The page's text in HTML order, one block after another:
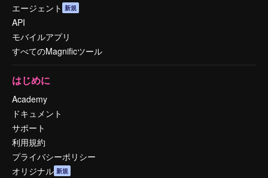
エージェント 新規
API
モバイルアプリ
すべてのMagnificツール
はじめに
Academy
ドキュメント
サポート
利用規約
プライバシーポリシー
オリジナル 新規